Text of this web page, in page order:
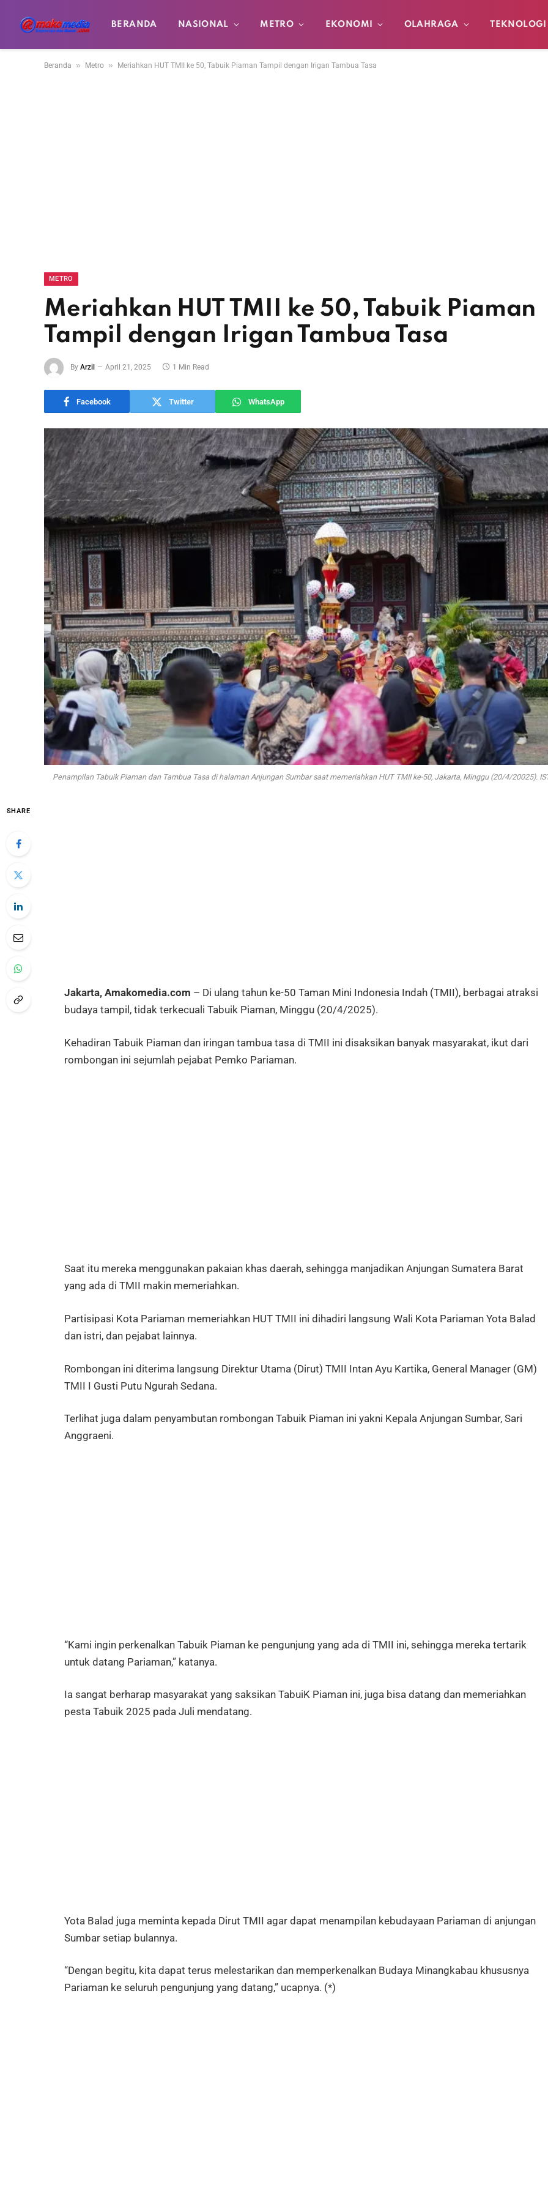
BERANDA NASIONAL METRO EKONOMI OLAHRAGA TEKNOLOGI
Beranda » Metro » Meriahkan HUT TMII ke 50, Tabuik Piaman Tampil dengan Irigan Tambua Tasa
METRO
Meriahkan HUT TMII ke 50, Tabuik Piaman
Tampil dengan Irigan Tambua Tasa
By Arzil April 21, 2025 1 Min Read
Facebook Twitter WhatsApp
Penampilan Tabuik Piaman dan Tambua Tasa di halaman Anjungan Sumbar saat memeriahkan HUT TMII ke-50, Jakarta, Minggu (20/4/20025).
SHARE
Jakarta, Amakomedia.com – Di ulang tahun ke-50 Taman Mini Indonesia Indah (TMII), berbagai atraksi
budaya tampil, tidak terkecuali Tabuik Piaman, Minggu (20/4/2025).
Kehadiran Tabuik Piaman dan iringan tambua tasa di TMII ini disaksikan banyak masyarakat, ikut dari
rombongan ini sejumlah pejabat Pemko Pariaman.
Saat itu mereka menggunakan pakaian khas daerah, sehingga manjadikan Anjungan Sumatera Barat
yang ada di TMII makin memeriahkan.
Partisipasi Kota Pariaman memeriahkan HUT TMII ini dihadiri langsung Wali Kota Pariaman Yota Balad
dan istri, dan pejabat lainnya.
Rombongan ini diterima langsung Direktur Utama (Dirut) TMII Intan Ayu Kartika, General Manager (GM)
TMII I Gusti Putu Ngurah Sedana.
Terlihat juga dalam penyambutan rombongan Tabuik Piaman ini yakni Kepala Anjungan Sumbar, Sari
Anggraeni.
“Kami ingin perkenalkan Tabuik Piaman ke pengunjung yang ada di TMII ini, sehingga mereka tertarik
untuk datang Pariaman,” katanya.
Ia sangat berharap masyarakat yang saksikan TabuiK Piaman ini, juga bisa datang dan memeriahkan
pesta Tabuik 2025 pada Juli mendatang.
Yota Balad juga meminta kepada Dirut TMII agar dapat menampilan kebudayaan Pariaman di anjungan
Sumbar setiap bulannya.
“Dengan begitu, kita dapat terus melestarikan dan memperkenalkan Budaya Minangkabau khususnya
Pariaman ke seluruh pengunjung yang datang,” ucapnya. (*)